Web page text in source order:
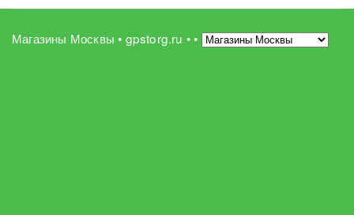
Магазины Москвы • gpstorg.ru ••